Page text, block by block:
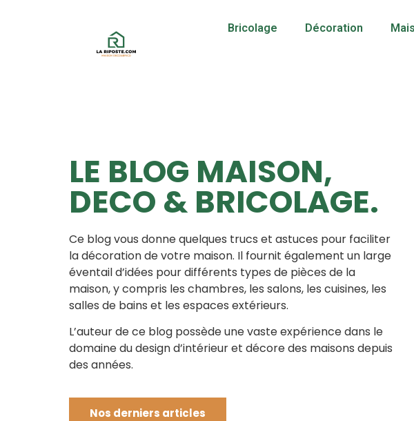
Bricolage Décoration
LE BLOG MAISON,
DECO & BRICOLAGE.
Ce blog vous donne quelques trucs et astuces pour faciliter
la décoration de votre maison. Il fournit également un large
éventail d’idées pour différents types de pièces de la
maison, y compris les chambres, les salons, les cuisines, les
salles de bains et les espaces extérieurs.
L’auteur de ce blog possède une vaste expérience dans le
domaine du design d’intérieur et décore des maisons depuis
des années.
Nos derniers articles